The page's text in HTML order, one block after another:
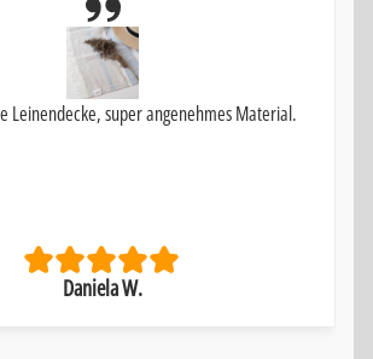
Leinendecke, super angenehmes Material.
Daniela W.